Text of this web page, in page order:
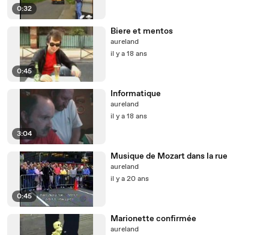
0:32
0:45
Biere et mentos
aureland
il y a 18 ans
3:04
Informatique
aureland
il y a 18 ans
0:45
Musique de Mozart dans la rue
aureland
il y a 20 ans
Marionette confirmée
aureland